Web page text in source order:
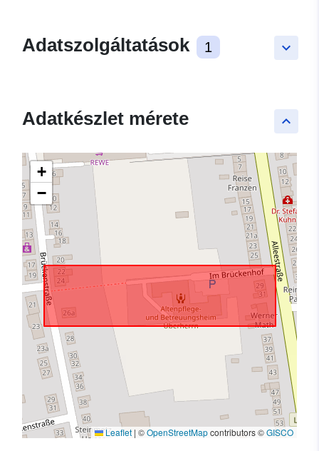
keyboard_arrow_down
Adatszolgáltatások 1
keyboard_arrow_up
Adatkészlet mérete
+
−
Leaflet | ©OpenStreetMapcontributors ©GISCO